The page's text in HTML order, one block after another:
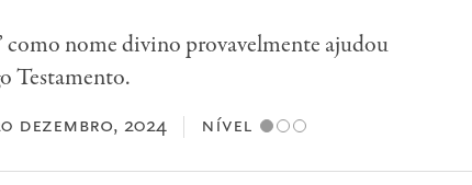
como nome divino provavelmente ajudou
Testamento.
dezembro, 2024 nível